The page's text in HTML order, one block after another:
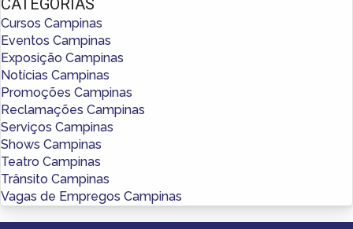
CATEGORIAS
Cursos Campinas
Eventos Campinas
Exposição Campinas
Notícias Campinas
Promoções Campinas
Reclamações Campinas
Serviços Campinas
Shows Campinas
Teatro Campinas
Trânsito Campinas
Vagas de Empregos Campinas